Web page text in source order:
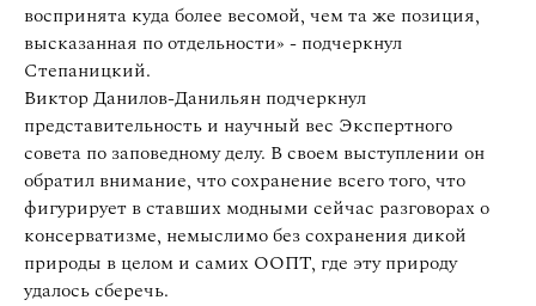
воспринята куда более весомой, чем та же позиция,
высказанная по отдельности» - подчеркнул
Степаницкий.
Виктор Данилов-Данильян подчеркнул
представительность и научный вес Экспертного
совета по заповедному делу. В своем выступлении он
обратил внимание, что сохранение всего того, что
фигурирует в ставших модными сейчас разговорах о
консерватизме, немыслимо без сохранения дикой
природы в целом и самих ООПТ, где эту природу
удалось сберечь.